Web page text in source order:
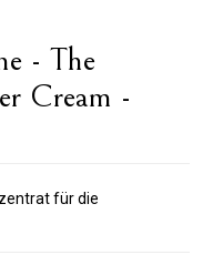
- The
Cream -
für die